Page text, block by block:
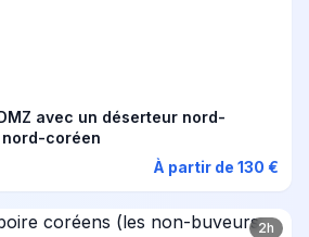
avec un déserteur nord-
coréen
À partir de 130 €
2h